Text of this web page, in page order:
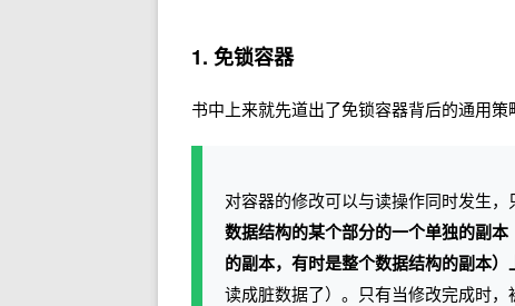
1. 免锁容器
书中上来就先道出了免锁容器背后的通用策
对容器的修改可以与读操作同时发生，
数据结构的某个部分的一个单独的副
的副本，有时是整个数据结构的副本）
读成脏数据了）。只有当修改完成时